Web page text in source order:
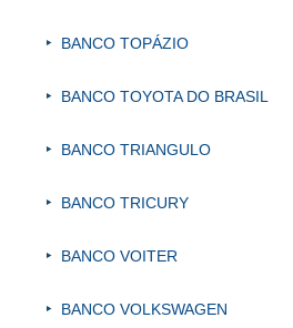
BANCO TOPÁZIO
BANCO TOYOTA DO BRASIL
BANCO TRIANGULO
BANCO TRICURY
BANCO VOITER
BANCO VOLKSWAGEN